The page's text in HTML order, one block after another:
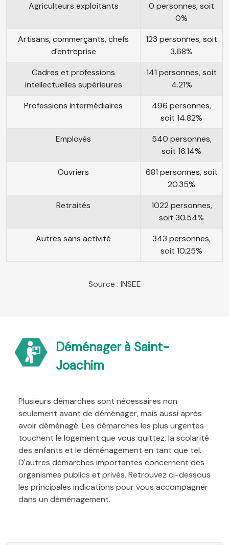
Agriculteurs exploitants
0 personnes, soit
0%
Artisans, commerçants, chefs
d'entreprise
123 personnes, soit
3.68%
Cadres et professions
intellectuelles supérieures
141 personnes, soit
4.21%
Professions intermédiaires
496 personnes,
soit 14.82%
Employés
540 personnes,
soit 16.14%
Ouvriers
681 personnes, soit
20.35%
Retraités
1022 personnes,
soit 30.54%
Autres sans activité
343 personnes,
soit 10.25%
Source : INSEE
Déménager à Saint-
Joachim
Plusieurs démarches sont nécessaires non
seulement avant de déménager, mais aussi après
avoir déménagé. Les démarches les plus urgentes
touchent le logement que vous quittez, la scolarité
des enfants et le déménagement en tant que tel.
D'autres démarches importantes concernent des
organismes publics et privés. Retrouvez ci-dessous
les principales indications pour vous accompagner
dans un déménagement.